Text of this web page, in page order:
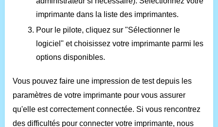
imprimante dans la liste des imprimantes.
Pour le pilote, cliquez sur "Sélectionner le
logiciel" et choisissez votre imprimante parmi les
options disponibles.
Vous pouvez faire une impression de test depuis les
paramètres de votre imprimante pour vous assurer
qu'elle est correctement connectée. Si vous rencontrez
des difficultés pour connecter votre imprimante, nous